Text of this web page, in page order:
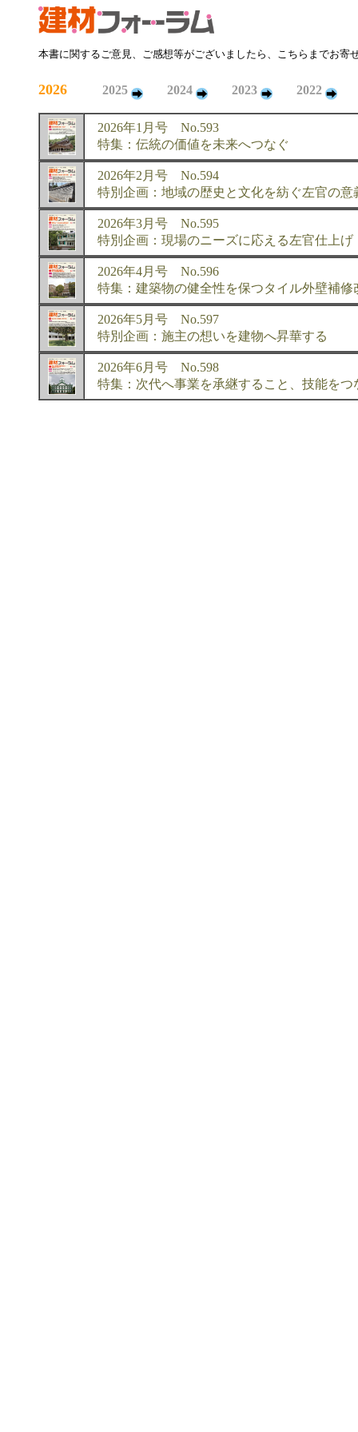
本書に関するご意見、ご感想等がございましたら、こちらまでお寄
2026 2025 2024 2023 2022
2026年1月号 No.593
特集：伝統の価値を未来へつなぐ
2026年2月号 No.594
特別企画：地域の歴史と文化を紡ぐ左官の意
2026年3月号 No.595
特別企画：現場のニーズに応える左官仕上げ
2026年4月号 No.596
特集：建築物の健全性を保つタイル外壁補修
2026年5月号 No.597
特別企画：施主の想いを建物へ昇華する
2026年6月号 No.598
特集：次代へ事業を承継すること、技能をつ